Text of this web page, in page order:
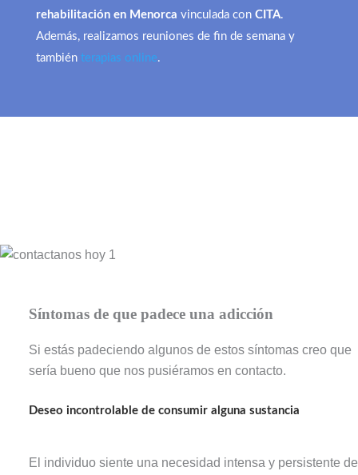
rehabilitación en Menorca vinculada con CITA.
Además, realizamos reuniones de fin de semana y
tambiénterapias online.
Síntomas de que padece una adicción
Si estás padeciendo algunos de estos síntomas creo que
sería bueno que nos pusiéramos en contacto.
Deseo incontrolable de consumir alguna sustancia
El individuo siente una necesidad intensa y persistente de